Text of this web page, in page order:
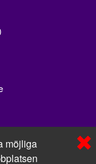
möjliga